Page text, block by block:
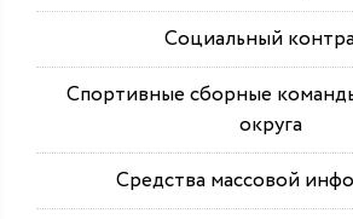
Социальный
Спортивные сборные
округа
Средства массовой